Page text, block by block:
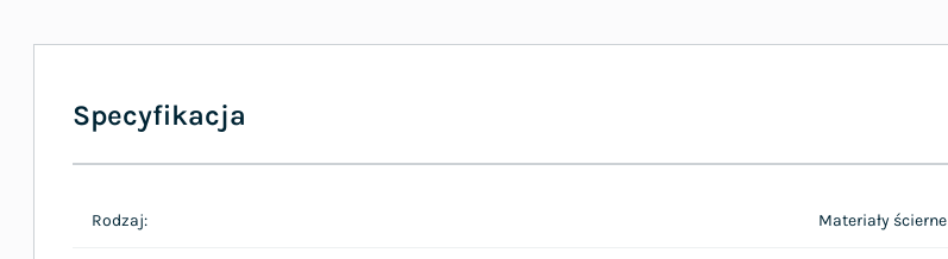
Specyfikacja
Rodzaj: Materiały ścierne